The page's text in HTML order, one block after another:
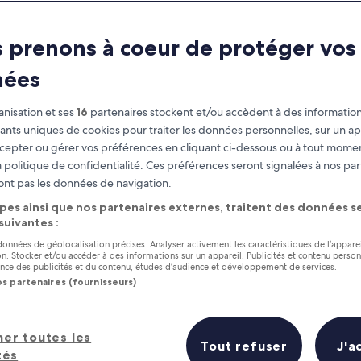
Gagnez des récompenses pour
chaque nuit séjournée
7 août - 9 août
: les 5 meilleurs hôtels à
prenons à coeur de protéger vos
et ses16 partenaires stockent et/ou accèdent à des
uniques de cookies pour traiter les données personnelles, sur un
ou gérer vos préférences en cliquant ci-dessous ou à tout
politique de confidentialité. Ces préférences seront signalées à nos
pas les données de navigation.
ainsi que nos partenaires externes, traitent des données
:
de géolocalisation précises. Analyser activement les caractéristiques de
Stocker et/ou accéder à des informations sur un appareil. Publicités et contenu
des publicités et du contenu, études d’audience et développement de services.
partenaires (fournisseurs)
toutes les
Tout refuser